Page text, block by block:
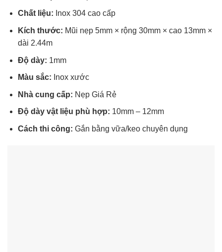
Chất liệu: Inox 304 cao cấp
Kích thước: Mũi nẹp 5mm × rộng 30mm × cao 13mm ×
dài 2.44m
Độ dày: 1mm
Màu sắc: Inox xước
Nhà cung cấp: Nẹp Giá Rẻ
Độ dày vật liệu phù hợp: 10mm – 12mm
Cách thi công: Gắn bằng vữa/keo chuyên dụng